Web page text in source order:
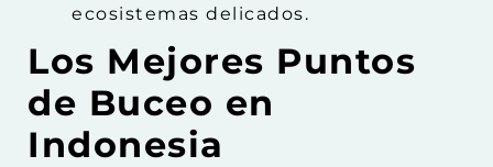
ecosistemas delicados.
Los Mejores Puntos
de Buceo en
Indonesia